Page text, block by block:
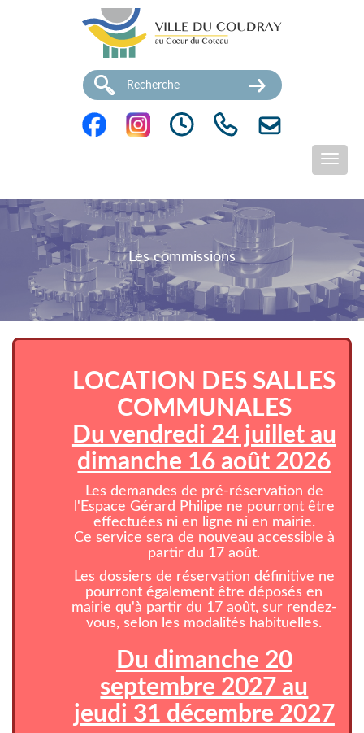
Les commissions
LOCATION DES SALLES
COMMUNALES
Du vendredi 24 juillet au
dimanche 16 août 2026
Les demandes de pré-réservation de
l'Espace Gérard Philipe ne pourront être
effectuées ni en ligne ni en mairie.
Ce service sera de nouveau accessible à
partir du 17 août.
Les dossiers de réservation définitive ne
pourront également être déposés en
mairie qu'à partir du 17 août, sur rendez-
vous, selon les modalités habituelles.
Du dimanche 20
septembre 2027 au
jeudi 31 décembre 2027